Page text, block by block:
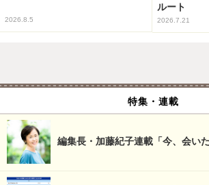
2026.8.5
ルート
2026.7.21
特集・連載
編集長・加藤紀子連載「今、会いた